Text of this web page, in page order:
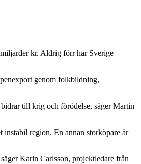
kr. Aldrig förr har Sverige
genom folkbildning,
till krig och förödelse, säger Martin
region. En annan storköpare är
Karin Carlsson, projektledare från